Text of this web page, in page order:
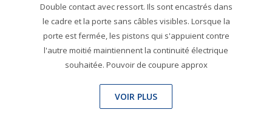
Double contact avec ressort. Ils sont encastrés dans
le cadre et la porte sans câbles visibles. Lorsque la
porte est fermée, les pistons qui s'appuient contre
l'autre moitié maintiennent la continuité électrique
souhaitée. Pouvoir de coupure approx
VOIR PLUS